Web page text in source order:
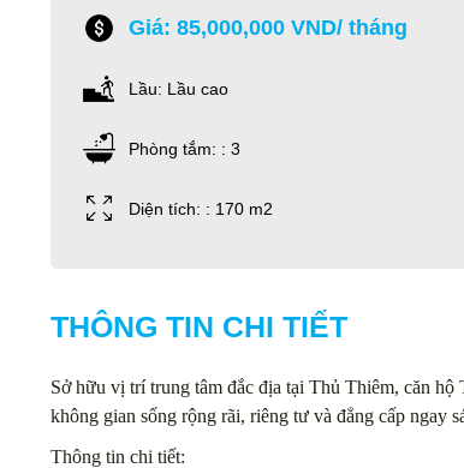
Giá: 85,000,000 VND/ tháng
Lầu: Lầu cao
Phòng tắm: : 3
Diện tích: : 170 m2
THÔNG TIN CHI TIẾT
Sở hữu vị trí trung tâm đắc địa tại Thủ Thiêm, căn hộ
không gian sống rộng rãi, riêng tư và đẳng cấp ngay
Thông tin chi tiết: